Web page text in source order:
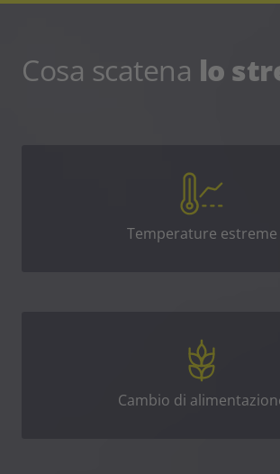
Cosa scatena lo
Temperature estreme
Cambio di